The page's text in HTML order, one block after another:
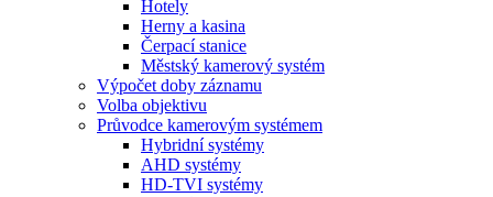
Hotely
Herny a kasina
Čerpací stanice
Městský kamerový systém
Výpočet doby záznamu
Volba objektivu
Průvodce kamerovým systémem
Hybridní systémy
AHD systémy
HD-TVI systémy